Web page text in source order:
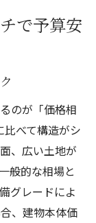
で予算安
のが「価格相
べて構造がシ
、広い土地が
般的な相場と
グレードによ
、建物本体価